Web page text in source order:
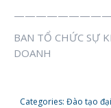
BAN TỔ CHỨC SỰ
DOANH
Categories: Đào tạo